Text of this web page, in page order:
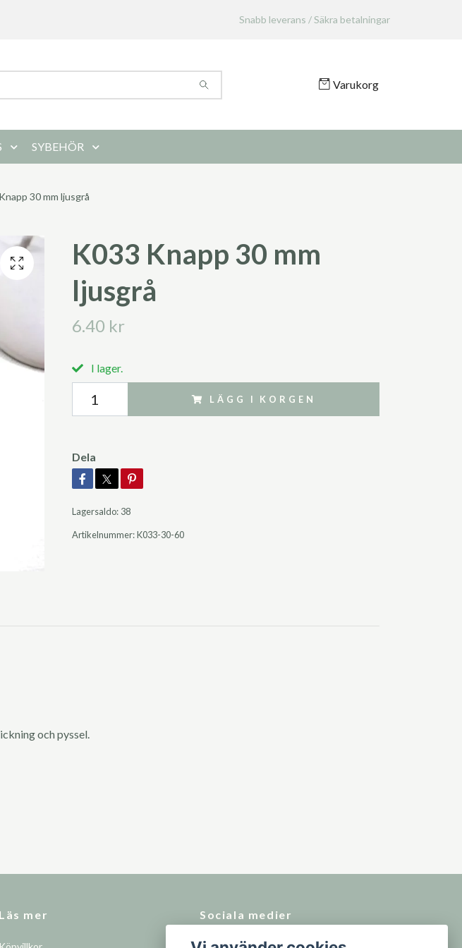
Snabb leverans / Säkra betalningar
Varukorg
SYBEHÖR
30 mm ljusgrå
K033 Knapp 30 mm
ljusgrå
6.40 kr
I lager.
LÄGG I KORGEN
Dela
Lagersaldo: 38
Artikelnummer:K033-30-60
och pyssel.
Läs mer Sociala medier